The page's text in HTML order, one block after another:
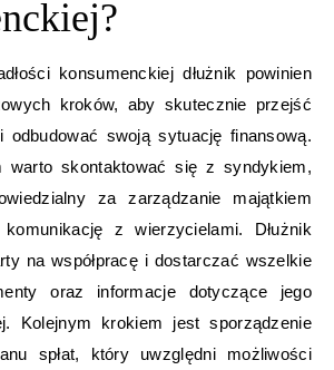
konsumenckiej dłużnik powinien
kroków, aby skutecznie przejść
swoją sytuację finansową.
warto skontaktować się z syndykiem,
za zarządzanie majątkiem
z wierzycielami. Dłużnik
na współpracę i dostarczać wszelkie
oraz informacje dotyczące jego
Kolejnym krokiem jest sporządzenie
spłat, który uwzględni możliwości